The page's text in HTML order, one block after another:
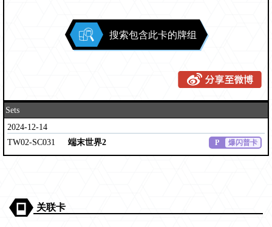
搜索包含此卡的牌组
Sets
2024-12-14
TW02-SC031
端末世界2 P 爆闪普卡
关联卡